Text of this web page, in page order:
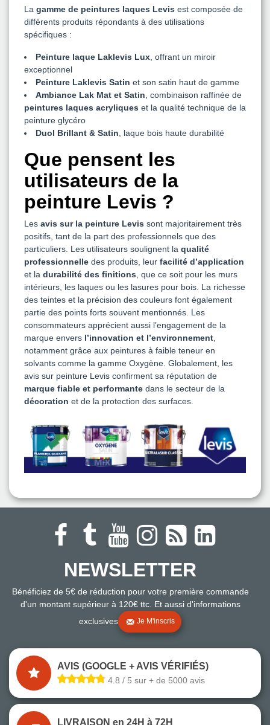
La gamme de peintures laques Levis est composée de
différents produits répondants à des utilisations
spécifiques :
Peinture laque Laklevis Lux, offrant un miroir
exceptionnel
Peinture Laklevis Satin et son satin haut de gamme
Ambiance Lak Mat et Satin, combinaison raffinée de
peintures laques acryliques et la qualité technique de la
peinture glycéro
Duol Brillant & Satin, laque bois haute durabilité
Que pensent les
utilisateurs de la
peinture Levis ?
Les avis sur la peinture Levis sont majoritairement très
positifs, tant de la part des professionnels que des
particuliers. Les utilisateurs soulignent la qualité
professionnelle des produits, leur facilité d’application
et la durabilité des finitions, que ce soit pour les murs
intérieurs, les laques ou les lasures pour bois. La richesse
des teintes et la précision des couleurs font également
partie des points forts souvent mentionnés. Les
consommateurs apprécient aussi l’engagement de la
marque envers l’innovation et l’environnement,
notamment grâce aux peintures à faible teneur en
solvants comme la gamme Oxygène. Globalement, les
avis sur peinture Levis confirment sa réputation de
marque fiable et performante dans le secteur de la
décoration et de la protection des surfaces.
NEWSLETTER
Bénéficiez de 5€ de réduction pour votre première commande
d'un montant supérieur à 120€ ttc. Et aussi d'informations
exclusives
Je M'inscris
AVIS (GOOGLE + AVIS VÉRIFIÉS)
4.8 / 5 sur + de 5000 avis
LIVRAISON en 24H à 72H